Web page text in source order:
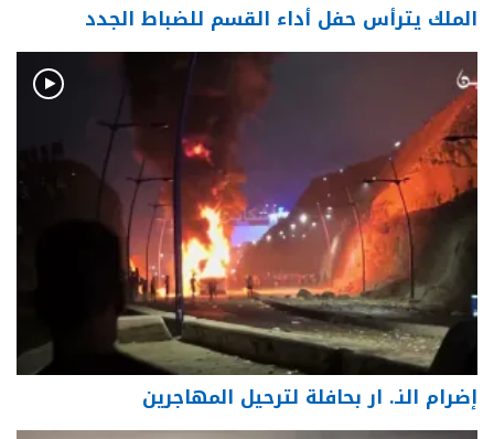
الملك يترأس حفل أداء القسم للضباط الجدد
إضرام النـ. ار بحافلة لترحيل المهاجرين